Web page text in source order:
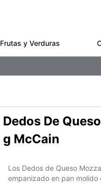
Frutas y Verduras
Dedos De
g McCain
Los Dedos de Queso
empanizado en pan molido